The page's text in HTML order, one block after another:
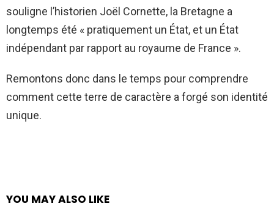
souligne l’historien Joël Cornette, la Bretagne a
longtemps été « pratiquement un État, et un État
indépendant par rapport au royaume de France ».
Remontons donc dans le temps pour comprendre
comment cette terre de caractère a forgé son identité
unique.
YOU MAY ALSO LIKE